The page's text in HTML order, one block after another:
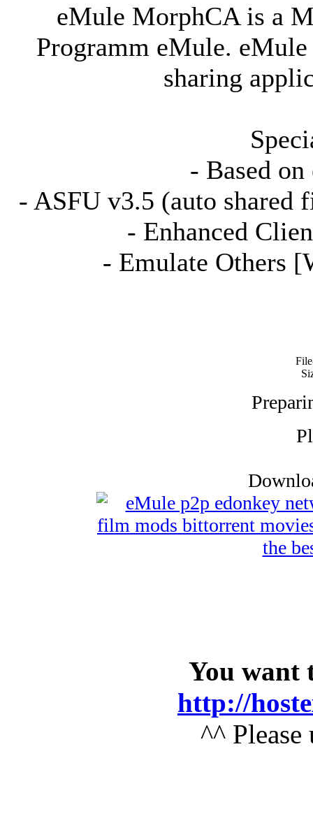
eMule MorphCA is a
Programm eMule.
sharing
- Based
- ASFU v3.5 (auto
- Enhanced
- Emulate Others
You want
http://
^^